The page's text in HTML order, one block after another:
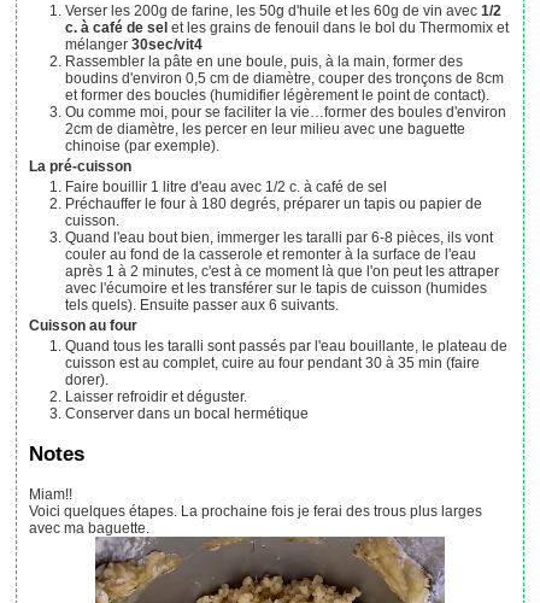
Verser les 200g de farine, les 50g d'huile et les 60g de vin avec1/2
c. à café de sel et les grains de fenouil dans le bol du Thermomix et
mélanger30sec/vit4
Rassembler la pâte en une boule, puis, à la main, former des
boudins d'environ 0,5 cm de diamètre, couper des tronçons de 8cm
et former des boucles (humidifier légèrement le point de contact).
Ou comme moi, pour se faciliter la vie…former des boules d'environ
2cm de diamètre, les percer en leur milieu avec une baguette
chinoise (par exemple).
La pré-cuisson
Faire bouillir 1 litre d'eau avec 1/2 c. à café de sel
Préchauffer le four à 180 degrés, préparer un tapis ou papier de
cuisson.
Quand l'eau bout bien, immerger les taralli par 6-8 pièces, ils vont
couler au fond de la casserole et remonter à la surface de l'eau
après 1 à 2 minutes, c'est à ce moment là que l'on peut les attraper
avec l'écumoire et les transférer sur le tapis de cuisson (humides
tels quels). Ensuite passer aux 6 suivants.
Cuisson au four
Quand tous les taralli sont passés par l'eau bouillante, le plateau de
cuisson est au complet, cuire au four pendant 30 à 35 min (faire
dorer).
Laisser refroidir et déguster.
Conserver dans un bocal hermétique
Notes
Miam!!
Voici quelques étapes. La prochaine fois je ferai des trous plus larges
avec ma baguette.